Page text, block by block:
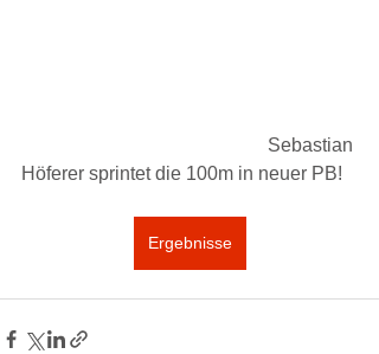
Höferer sprintet die 100m in neuer PB!
Ergebnisse